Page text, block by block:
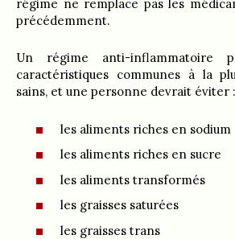
régime ne remplace pas les
précédemment.
Un régime anti-inflammatoire
caractéristiques communes à la
sains, et une personne devrait éviter :
les aliments riches en sodium
les aliments riches en sucre
les aliments transformés
les graisses saturées
les graisses trans